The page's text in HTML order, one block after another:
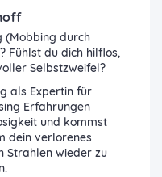
(Mobbing durch
Fühlst du dich hilflos,
Selbstzweifel?
als Expertin für
Erfahrungen
und kommst
dein verlorenes
Strahlen wieder zu